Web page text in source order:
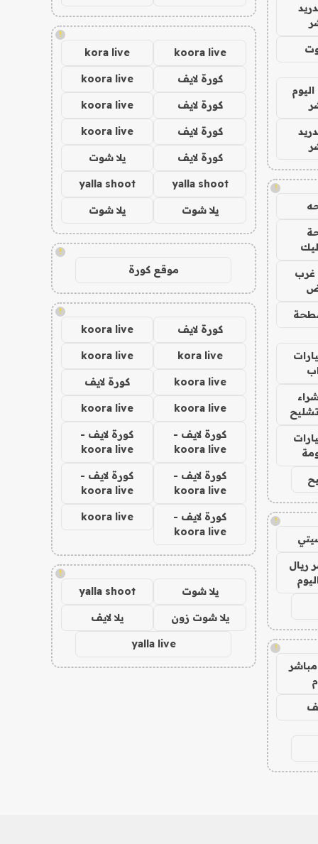
!
!
ريال
!
!
koora live
kora live
كورة لايف koora live
كورة لايف koora live
كورة لايف koora live
كورة لايف يلا شوت
yalla shoot
yalla shoot
يلا شوت يلا شوت
!
موقع كورة
!
كورة لايف koora live
kora live
koora live
koora live كورة لايف
koora live
koora live
كورة لايف -
koora live
كورة لايف -
koora live
كورة لايف -
koora live
كورة لايف -
koora live
كورة لايف -
koora live
koora live
!
يلا شوت yalla shoot
يلا شوت زون يلا لايف
yalla live